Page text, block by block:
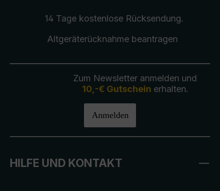
14 Tage kostenlose Rücksendung.
Altgeräterücknahmebeantragen
Zum Newsletter anmelden und
10,-€ Gutschein erhalten.
Anmelden
HILFE UND KONTAKT